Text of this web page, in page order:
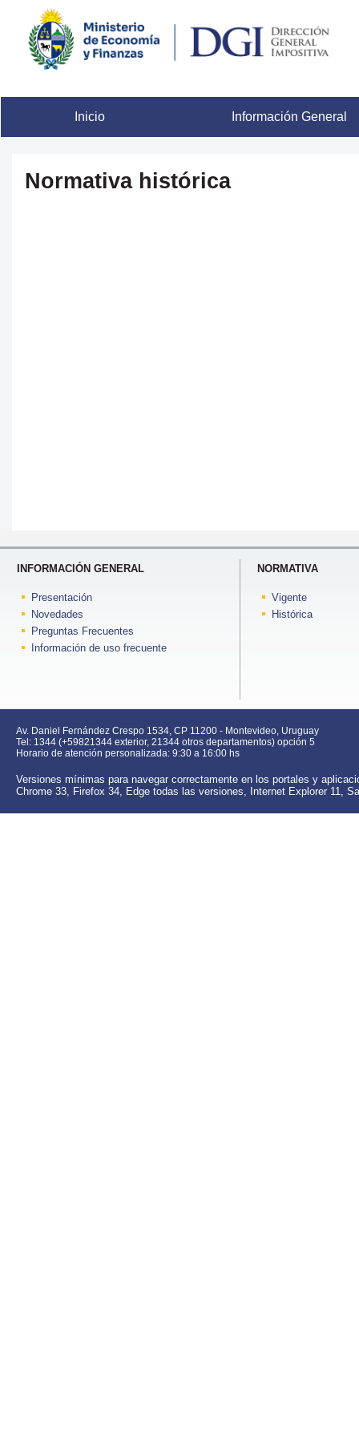
Inicio Información General
Normativa histórica
INFORMACIÓN GENERAL
Presentación
Novedades
Preguntas Frecuentes
Información de uso frecuente
NORMATIVA
Vigente
Histórica
Av. Daniel Fernández Crespo 1534, CP 11200 - Montevideo, Uruguay
Tel: 1344 (+59821344 exterior, 21344 otros departamentos) opción 5
Horario de atención personalizada: 9:30 a 16:00 hs
Versiones mínimas para navegar correctamente en los portales y
Chrome 33, Firefox 34, Edge todas las versiones, Internet Explorer 11,